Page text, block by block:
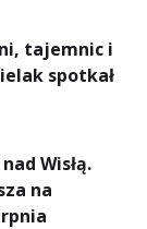
tajemnic i
spotkał
Wisłą.
na